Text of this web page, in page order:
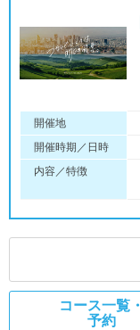
開催地
開催時期／日時
内容／特徴
コース一覧・
予約